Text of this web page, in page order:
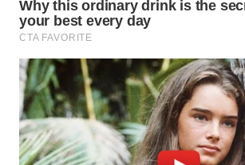
WN
CIREBON
WN
INDRAMAYU
WN